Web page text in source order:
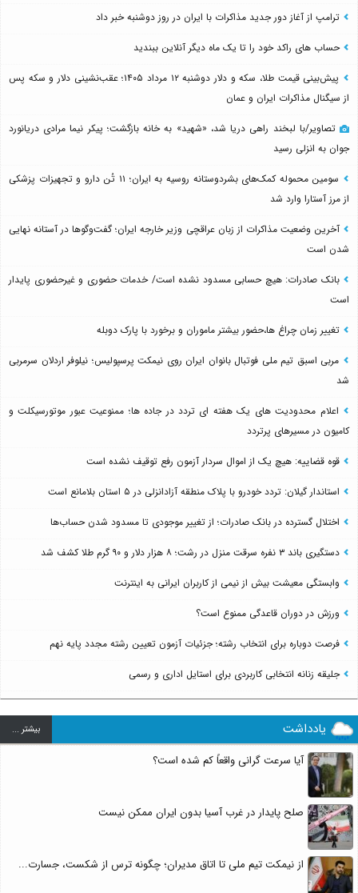
ترامپ از آغاز دور جدید مذاکرات با ایران در روز دوشنبه خبر داد
حساب های راکد خود را تا یک ماه دیگر آنلاین ببندید
پیش‌بینی قیمت طلا، سکه و دلار دوشنبه ۱۲ مرداد ۱۴۰۵؛ عقب‌نشینی دلار و سکه پس
از سیگنال مذاکرات ایران و عمان
تصاویر/با لبخند راهی دریا شد، «شهید» به خانه بازگشت؛ پیکر نیما مرادی دریانورد
جوان به انزلی رسید
سومین محموله کمک‌های بشردوستانه روسیه به ایران؛ ۱۱ تُن دارو و تجهیزات پزشکی
از مرز آستارا وارد شد
آخرین وضعیت مذاکرات از زبان عراقچی وزیر خارجه ایران؛ گفت‌وگوها در آستانه نهایی
شدن است
بانک صادرات: هیچ حسابی مسدود نشده است/ خدمات حضوری و غیرحضوری پایدار
است
تغییر زمان چراغ ها،حضور بیشتر ماموران و برخورد با پارک دوبله
مربی اسبق تیم ملی فوتبال بانوان ایران روی نیمکت پرسپولیس؛ نیلوفر اردلان سرمربی
شد
اعلام محدودیت های یک هفته ای تردد در جاده ها؛ ممنوعیت عبور موتورسیکلت و
کامیون در مسیرهای پرتردد
قوه قضاییه: هیچ یک از اموال سردار آزمون رفع توقیف نشده است
استاندار گیلان: تردد خودرو با پلاک منطقه آزادانزلی در ۵ استان بلامانع است
اختلال گسترده در بانک صادرات؛ از تغییر موجودی تا مسدود شدن حساب‌ها
دستگیری باند ۳ نفره سرقت منزل در رشت؛ ۸ هزار دلار و ۹۰ گرم طلا کشف شد
وابستگی معیشت بیش از نیمی از کاربران ایرانی به اینترنت
ورزش در دوران قاعدگی ممنوع است؟
فرصت دوباره برای انتخاب رشته؛ جزئیات آزمون تعیین رشته مجدد پایه نهم
جلیقه زنانه انتخابی کاربردی برای استایل اداری و رسمی
یادداشت بيشتر ...
آیا سرعت گرانی واقعاً کم شده است؟
صلح پایدار در غرب آسیا بدون ایران ممکن نیست
از نیمکت تیم ملی تا اتاق مدیران؛ چگونه ترس از شکست، جسارت...